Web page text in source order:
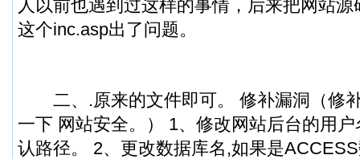
人以前也遇到过这样的事情，后来把网站
这个inc.asp出了问题。
二、.原来的文件即可。 修补漏洞（修
一下 网站安全。） 1、修改网站后台的用
认路径。 2、更改数据库名,如果是